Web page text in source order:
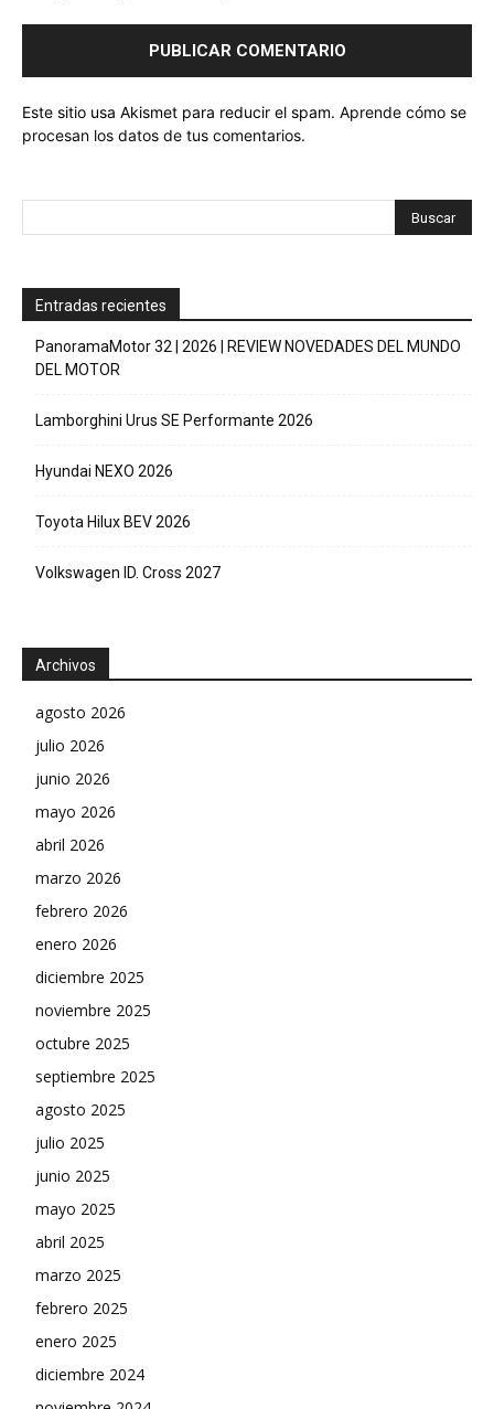
Este sitio usa Akismet para reducir el spam. Aprende cómo se
procesan los datos de tus comentarios.
Entradas recientes
PanoramaMotor 32 | 2026 | REVIEW NOVEDADES DEL MUNDO
DEL MOTOR
Lamborghini Urus SE Performante 2026
Hyundai NEXO 2026
Toyota Hilux BEV 2026
Volkswagen ID. Cross 2027
Archivos
agosto 2026
julio 2026
junio 2026
mayo 2026
abril 2026
marzo 2026
febrero 2026
enero 2026
diciembre 2025
noviembre 2025
octubre 2025
septiembre 2025
agosto 2025
julio 2025
junio 2025
mayo 2025
abril 2025
marzo 2025
febrero 2025
enero 2025
diciembre 2024